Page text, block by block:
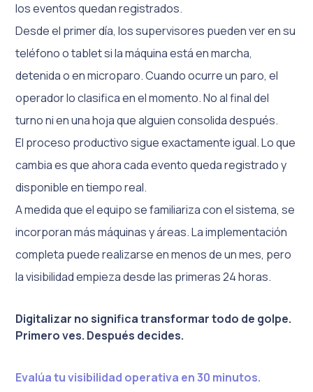
los eventos quedan registrados.
Desde el primer día, los supervisores pueden ver en su
teléfono o tablet si la máquina está en marcha,
detenida o en microparo. Cuando ocurre un paro, el
operador lo clasifica en el momento. No al final del
turno ni en una hoja que alguien consolida después.
El proceso productivo sigue exactamente igual. Lo que
cambia es que ahora cada evento queda registrado y
disponible en tiempo real.
A medida que el equipo se familiariza con el sistema, se
incorporan más máquinas y áreas. La implementación
completa puede realizarse en menos de un mes, pero
la visibilidad empieza desde las primeras 24 horas.
Digitalizar no significa transformar todo de golpe.
Primero ves. Después decides.
Evalúa tu visibilidad operativa en 30 minutos.